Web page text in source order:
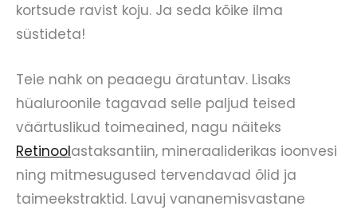
kortsude ravist koju. Ja seda kõike ilma
süstideta!
Teie nahk on peaaegu äratuntav. Lisaks
hüaluroonile tagavad selle paljud teised
väärtuslikud toimeained, nagu näiteks
Retinoolastaksantiin, mineraaliderikas ioonvesi
ning mitmesugused tervendavad õlid ja
taimeekstraktid. Lavuj vananemisvastane